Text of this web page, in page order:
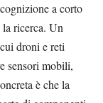
a corto
ricerca. Un
droni e reti
sensori mobili,
è che la